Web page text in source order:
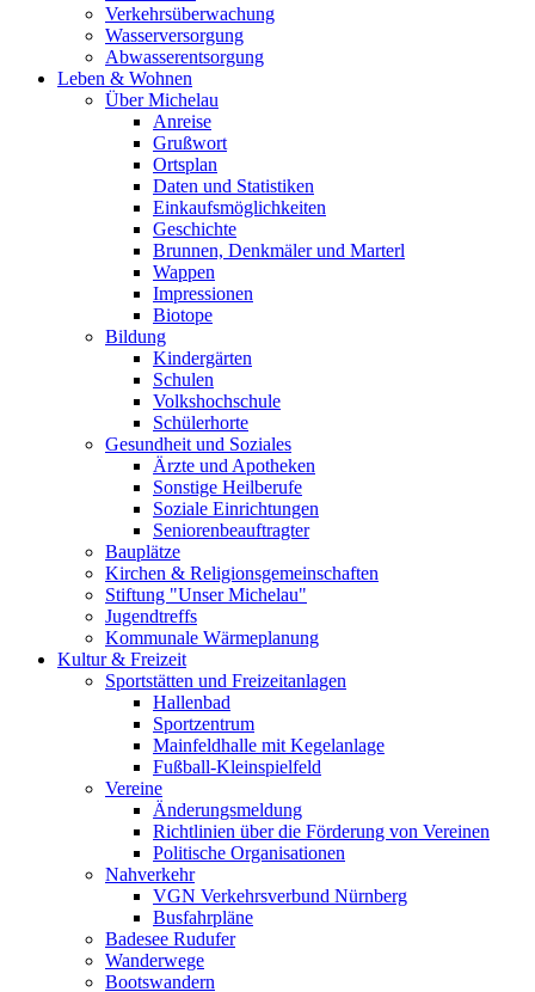
Verkehrsüberwachung
Wasserversorgung
Abwasserentsorgung
Leben & Wohnen
Über Michelau
Anreise
Grußwort
Ortsplan
Daten und Statistiken
Einkaufsmöglichkeiten
Geschichte
Brunnen, Denkmäler und Marterl
Wappen
Impressionen
Biotope
Bildung
Kindergärten
Schulen
Volkshochschule
Schülerhorte
Gesundheit und Soziales
Ärzte und Apotheken
Sonstige Heilberufe
Soziale Einrichtungen
Seniorenbeauftragter
Bauplätze
Kirchen & Religionsgemeinschaften
Stiftung "Unser Michelau"
Jugendtreffs
Kommunale Wärmeplanung
Kultur & Freizeit
Sportstätten und Freizeitanlagen
Hallenbad
Sportzentrum
Mainfeldhalle mit Kegelanlage
Fußball-Kleinspielfeld
Vereine
Änderungsmeldung
Richtlinien über die Förderung von Vereinen
Politische Organisationen
Nahverkehr
VGN Verkehrsverbund Nürnberg
Busfahrpläne
Badesee Rudufer
Wanderwege
Bootswandern